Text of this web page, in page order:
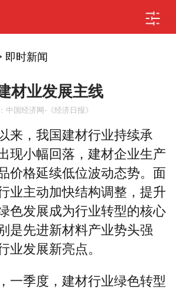
即时新闻
材业发展主线
中国经济网-《经济日报》
来，我国建材行业持续承
现小幅回落，建材企业生产
价格延续低位波动态势。面
业主动加快结构调整，提升
色发展成为行业转型的核心
是先进新材料产业势头强
业发展新亮点。
一季度，建材行业绿色转型